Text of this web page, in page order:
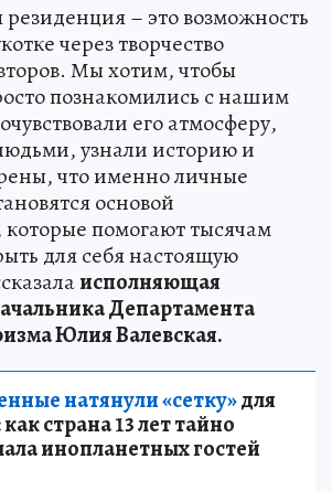
– это возможность
через творчество
Мы хотим, чтобы
познакомились с нашим
его атмосферу,
узнали историю и
что именно личные
основой
помогают тысячам
для себя настоящую
исполняющая
Департамента
Юлия Валевская.
натянули «сетку»для
страна 13 лет тайно
инопланетных гостей